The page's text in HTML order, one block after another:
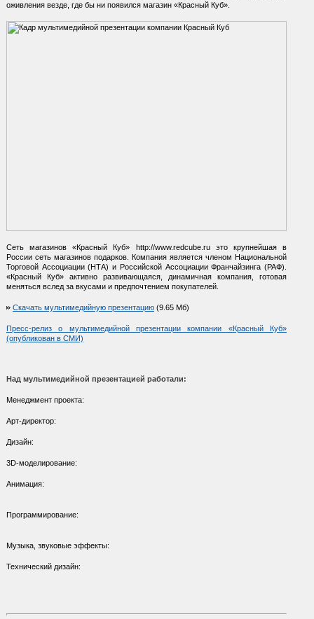
оживления везде, где бы ни появился магазин «Красный Куб»
Сеть магазинов«Красный Куб» http://www.redcube.ru это крупнейшая в
России сеть магазинов подарков. Компания является членом Национальной
Торговой Ассоциации (НТА) и Российской Ассоциации Франчайзинга (РАФ).
«Красный Куб» активно развивающаяся, динамичная компания, готовая
меняться вслед за вкусами и предпочтением покупателей.
Скачать мультимедийную презентацию (9.65 Мб)
Пресс-релиз о мультимедийной презентации компании «Красный Куб»
(опубликован в СМИ)
Над мультимедийной презентацией работали:
Менеджмент проекта:
Арт-директор:
Дизайн:
3D-моделирование:
Анимация:
Программирование:
Музыка, звуковые эффекты:
Технический дизайн: